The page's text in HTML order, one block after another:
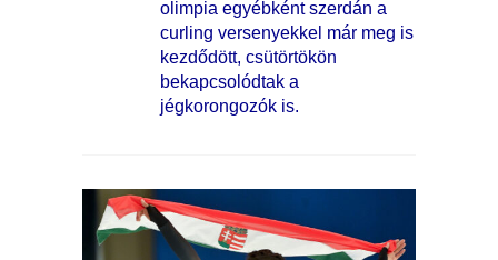
olimpia egyébként szerdán a
curling versenyekkel már meg is
kezdődött, csütörtökön
bekapcsolódtak a
jégkorongozók is.